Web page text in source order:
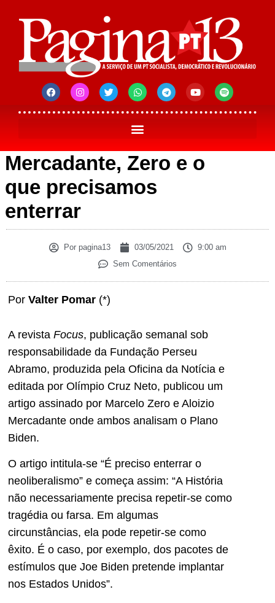
Mercadante, Zero e o
que precisamos
enterrar
Porpagina13 03/05/2021
9:00 am
Sem Comentários
Por Valter Pomar (*)
A revista Focus, publicação semanal sob
responsabilidade da Fundação Perseu
Abramo, produzida pela Oficina da Notícia e
editada por Olímpio Cruz Neto, publicou um
artigo assinado por Marcelo Zero e Aloizio
Mercadante onde ambos analisam o Plano
Biden.
O artigo intitula-se “É preciso enterrar o
neoliberalismo” e começa assim: “A História
não necessariamente precisa repetir-se como
tragédia ou farsa. Em algumas
circunstâncias, ela pode repetir-se como
êxito. É o caso, por exemplo, dos pacotes de
estímulos que Joe Biden pretende implantar
nos Estados Unidos”.